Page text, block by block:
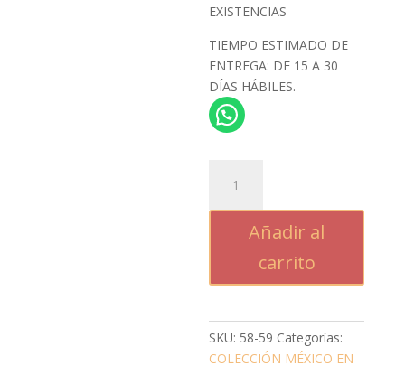
EXISTENCIAS
TIEMPO ESTIMADO DE
ENTREGA: DE 15 A 30
DÍAS HÁBILES.
HOMENAJE
A
cantidadAñadir al
carrito
SKU: 58-59 Categorías:
COLECCIÓN MÉXICO EN